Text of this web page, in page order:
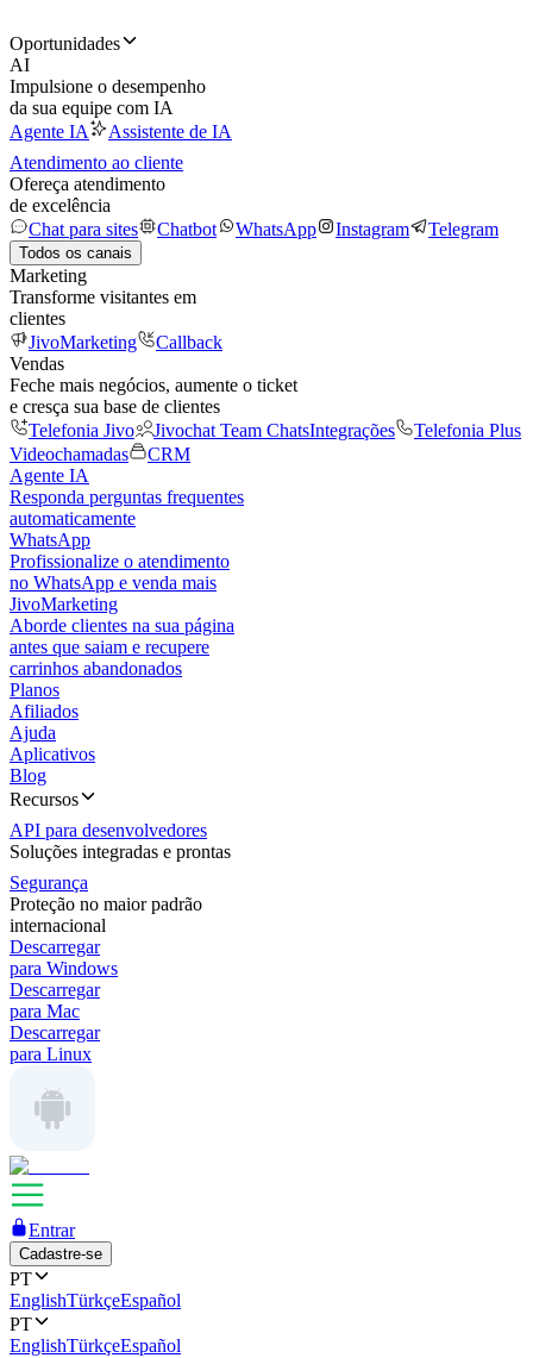
Oportunidades
AI
Impulsione o desempenho
da sua equipe com IA
Agente IA
Assistente de IA
Atendimento ao cliente
Ofereça atendimento
de excelência
Chat para sites
Chatbot WhatsApp Instagram Telegram
Todos os canais
Marketing
Transforme visitantes em
clientes
JivoMarketing
Callback
Vendas
Feche mais negócios, aumente o ticket
e cresça sua base de clientes
Telefonia Jivo
Jivochat Team ChatsIntegrações
Telefonia Plus
Videochamadas
CRM
Agente IA
Responda perguntas frequentes
automaticamente
WhatsApp
Profissionalize o atendimento
no WhatsApp e venda mais
JivoMarketing
Aborde clientes na sua página
antes que saiam e recupere
carrinhos abandonados
Planos
Afiliados
Ajuda
Aplicativos
Blog
Recursos
API para desenvolvedores
Soluções integradas e prontas
Segurança
Proteção no maior padrão
internacional
Descarregar
para Windows
Descarregar
para Mac
Descarregar
para Linux
Entrar
Cadastre-se
PT
EnglishTürkçeEspañol
PT
EnglishTürkçeEspañol